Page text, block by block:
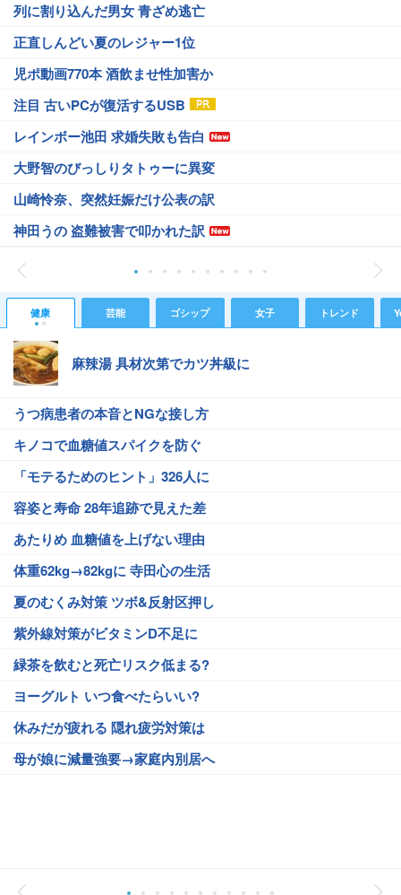
列に割り込んだ男女 青ざめ逃亡
正直しんどい夏のレジャー1位
児ポ動画770本 酒飲ませ性加害か
注目 古いPCが復活するUSB
レインボー池田 求婚失敗も告白
大野智のびっしりタトゥーに異変
山崎怜奈、突然妊娠だけ公表の訳
神田うの 盗難被害で叩かれた訳
健康 芸能 ゴシップ 女子 トレンド
麻辣湯 具材次第でカツ丼級に
うつ病患者の本音とNGな接し方
キノコで血糖値スパイクを防ぐ
「モテるためのヒント」326人に
容姿と寿命 28年追跡で見えた差
あたりめ 血糖値を上げない理由
体重62kg→82kgに 寺田心の生活
夏のむくみ対策 ツボ&反射区押し
紫外線対策がビタミンD不足に
緑茶を飲むと死亡リスク低まる?
ヨーグルト いつ食べたらいい?
休みだが疲れる 隠れ疲労対策は
母が娘に減量強要→家庭内別居へ